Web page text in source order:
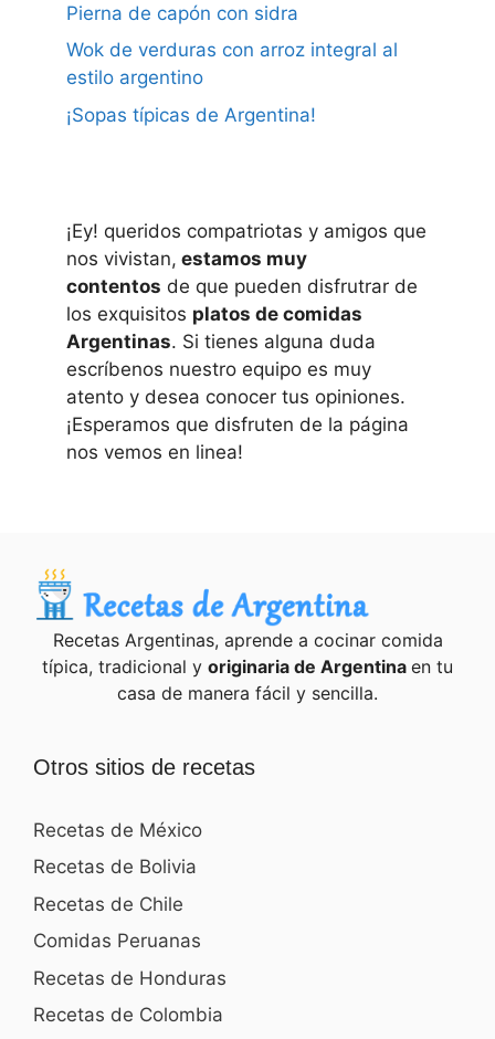
Pierna de capón con sidra
Wok de verduras con arroz integral al
estilo argentino
¡Sopas típicas de Argentina!
¡Ey! queridos compatriotas y amigos que
nos vivistan, estamos muy
contentos de que pueden disfrutrar de
los exquisitos platos de comidas
Argentinas. Si tienes alguna duda
escríbenos nuestro equipo es muy
atento y desea conocer tus opiniones.
¡Esperamos que disfruten de la página
nos vemos en linea!
Recetas Argentinas, aprende a cocinar comida
típica, tradicional y originaria de Argentina en tu
casa de manera fácil y sencilla.
Otros sitios de recetas
Recetas de México
Recetas de Bolivia
Recetas de Chile
Comidas Peruanas
Recetas de Honduras
Recetas de Colombia